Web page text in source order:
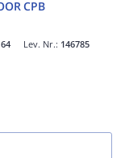
CPB
Lev. Nr.: 146785